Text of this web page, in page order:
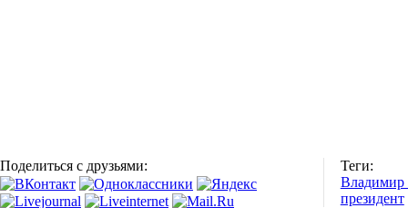
Поделиться с друзьями:
Теги:
Владимир
президент